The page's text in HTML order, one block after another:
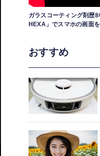
ガラスコーティング剤歴
HEXA」でスマホの画面
おすすめ